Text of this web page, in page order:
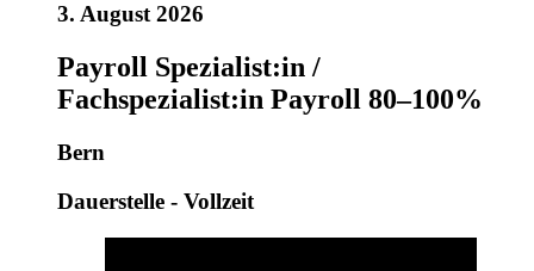
3. August 2026
Payroll Spezialist:in /
Fachspezialist:in Payroll 80–100%
Bern
Dauerstelle - Vollzeit